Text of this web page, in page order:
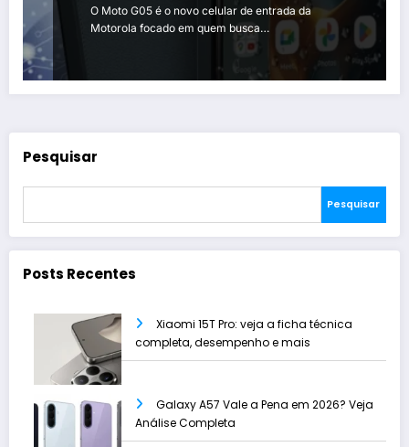
O Moto G05 é o novo celular de entrada da
Motorola focado em quem busca…
Pesquisar
Pesquisar
Posts Recentes
Xiaomi 15T Pro: veja a ficha técnica
completa, desempenho e mais
Galaxy A57 Vale a Pena em 2026? Veja
Análise Completa